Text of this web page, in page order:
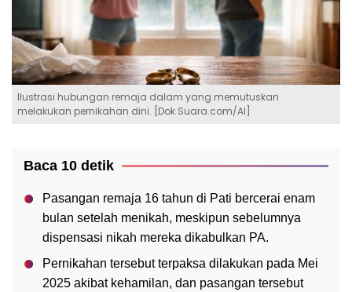
Ilustrasi hubungan remaja dalam yang memutuskan
melakukan pernikahan dini. [Dok Suara.com/AI]
Baca 10 detik
Pasangan remaja 16 tahun di Pati bercerai enam
bulan setelah menikah, meskipun sebelumnya
dispensasi nikah mereka dikabulkan PA.
Pernikahan tersebut terpaksa dilakukan pada Mei
2025 akibat kehamilan, dan pasangan tersebut